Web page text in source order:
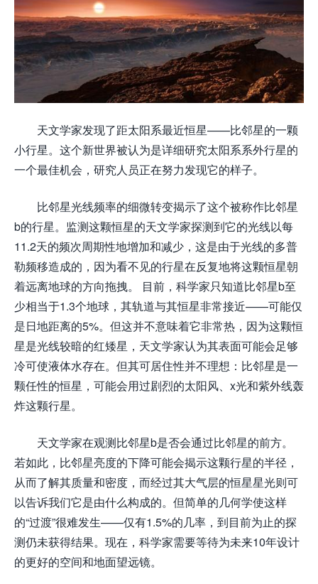
天文学家发现了距太阳系最近恒星——比邻星的一颗
小行星。这个新世界被认为是详细研究太阳系系外行星的
一个最佳机会，研究人员正在努力发现它的样子。
比邻星光线频率的细微转变揭示了这个被称作比邻星
b的行星。监测这颗恒星的天文学家探测到它的光线以每
11.2天的频次周期性地增加和减少，这是由于光线的多普
勒频移造成的，因为看不见的行星在反复地将这颗恒星朝
着远离地球的方向拖拽。 目前，科学家只知道比邻星b至
少相当于1.3个地球，其轨道与其恒星非常接近——可能仅
是日地距离的5%。但这并不意味着它非常热，因为这颗恒
星是光线较暗的红矮星，天文学家认为其表面可能会足够
冷可使液体水存在。但其可居住性并不理想：比邻星是一
颗任性的恒星，可能会用过剧烈的太阳风、x光和紫外线轰
炸这颗行星。
天文学家在观测比邻星b是否会通过比邻星的前方。
若如此，比邻星亮度的下降可能会揭示这颗行星的半径，
从而了解其质量和密度，而经过其大气层的恒星星光则可
以告诉我们它是由什么构成的。但简单的几何学使这样
的“过渡”很难发生——仅有1.5%的几率，到目前为止的探
测仍未获得结果。现在，科学家需要等待为未来10年设计
的更好的空间和地面望远镜。